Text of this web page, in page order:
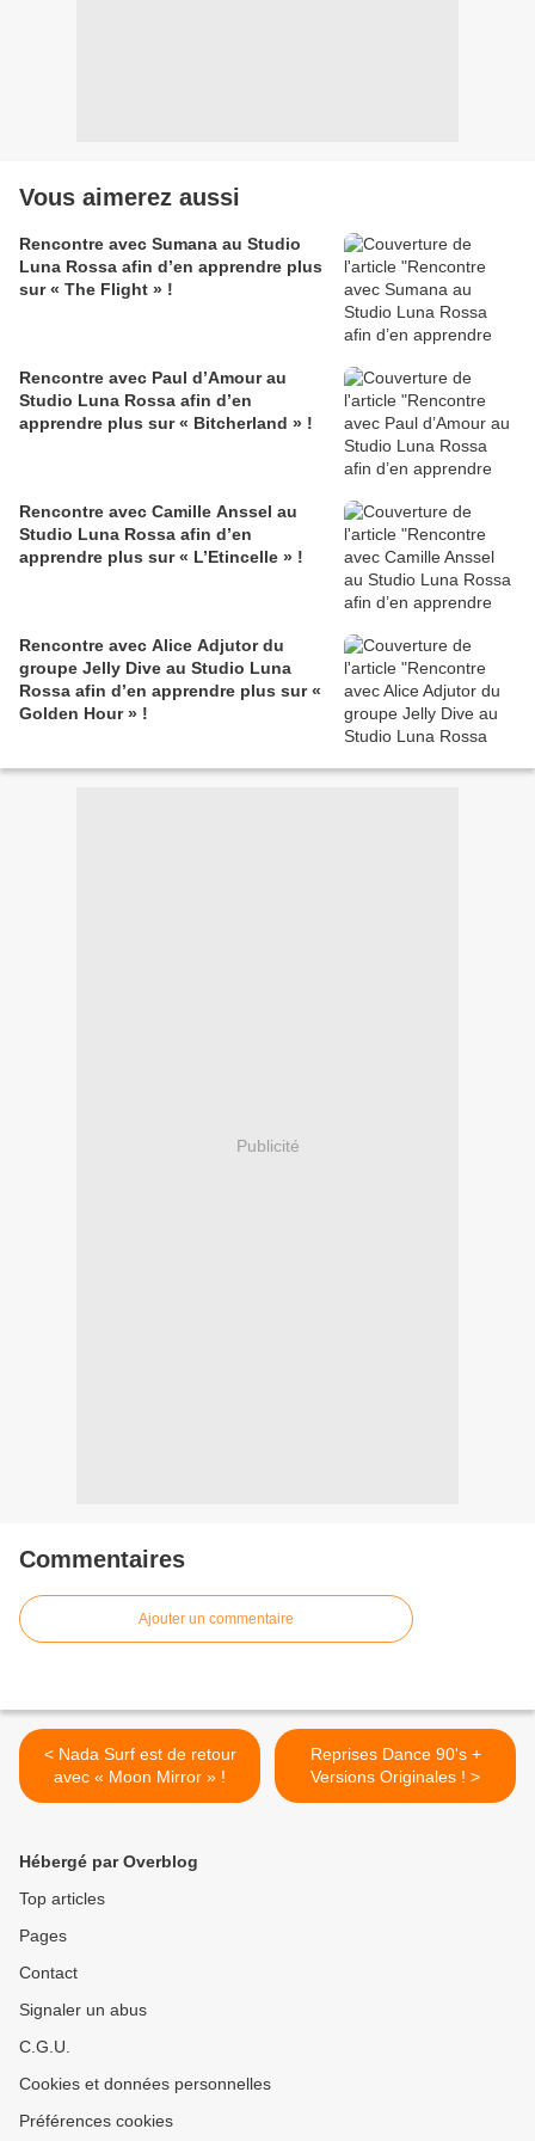
Vous aimerez aussi
Rencontre avec Sumana au Studio
Luna Rossa afin d’en apprendre plus
sur « The Flight » !
Rencontre avec Paul d’Amour au
Studio Luna Rossa afin d’en
apprendre plus sur « Bitcherland » !
Rencontre avec Camille Anssel au
Studio Luna Rossa afin d’en
apprendre plus sur « L’Etincelle » !
Rencontre avec Alice Adjutor du
groupe Jelly Dive au Studio Luna
Rossa afin d’en apprendre plus sur «
Golden Hour » !
Publicité
Commentaires
Ajouter un commentaire
< Nada Surf est de retour
avec « Moon Mirror » !
Reprises Dance 90's +
Versions Originales ! >
Hébergé par Overblog
Top articles
Pages
Contact
Signaler un abus
C.G.U.
Cookies et données personnelles
Préférences cookies